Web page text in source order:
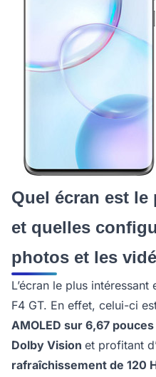
Quel écran est
et quelles
photos et les
L’écran le plus
F4 GT. En effet, celui-ci
AMOLED sur 6,67
Dolby Vision et profitant
rafraîchissement de 120